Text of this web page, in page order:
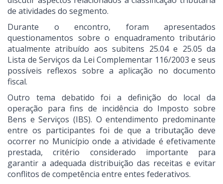
de atividades do segmento.
Durante o encontro, foram apresentados
questionamentos sobre o enquadramento tributário
atualmente atribuído aos subitens 25.04 e 25.05 da
Lista de Serviços da Lei Complementar 116/2003 e seus
possíveis reflexos sobre a aplicação no documento
fiscal.
Outro tema debatido foi a definição do local da
operação para fins de incidência do Imposto sobre
Bens e Serviços (IBS). O entendimento predominante
entre os participantes foi de que a tributação deve
ocorrer no Município onde a atividade é efetivamente
prestada, critério considerado importante para
garantir a adequada distribuição das receitas e evitar
conflitos de competência entre entes federativos.